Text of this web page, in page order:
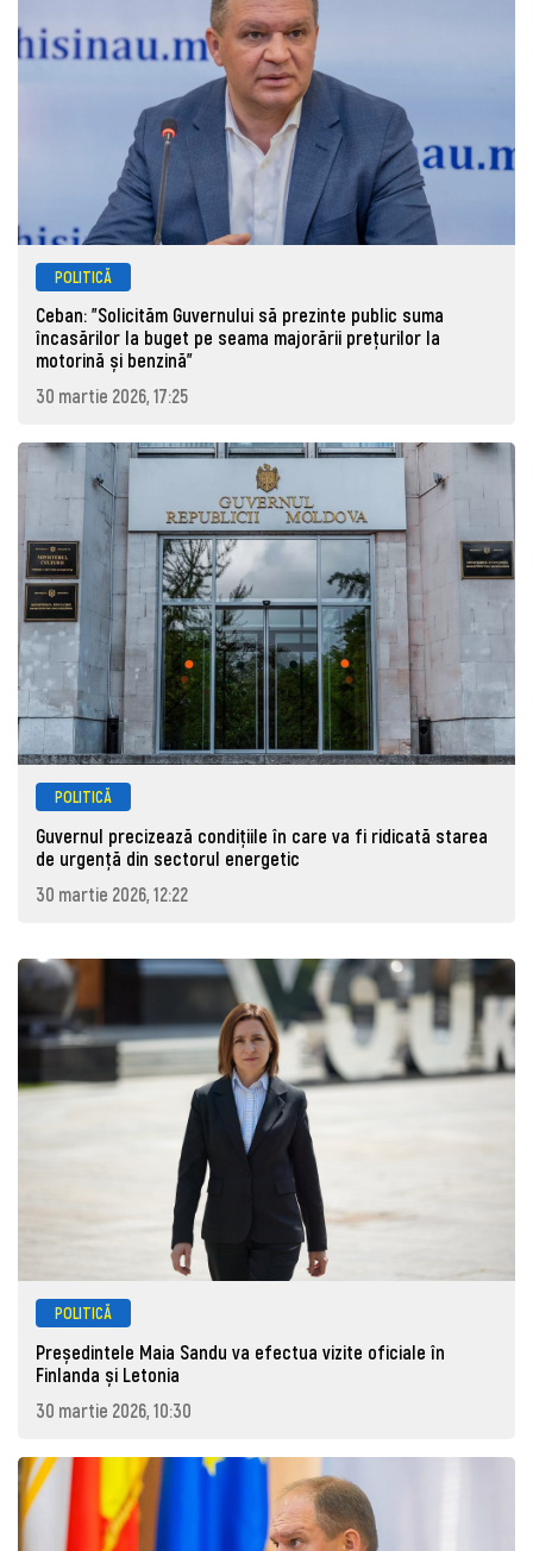
POLITICĂ
Ceban: "Solicităm Guvernului să prezinte public suma
încasărilor la buget pe seama majorării prețurilor la
motorină și benzină"
30 martie 2026, 17:25
POLITICĂ
Guvernul precizează condițiile în care va fi ridicată starea
de urgență din sectorul energetic
30 martie 2026, 12:22
POLITICĂ
Președintele Maia Sandu va efectua vizite oficiale în
Finlanda și Letonia
30 martie 2026, 10:30